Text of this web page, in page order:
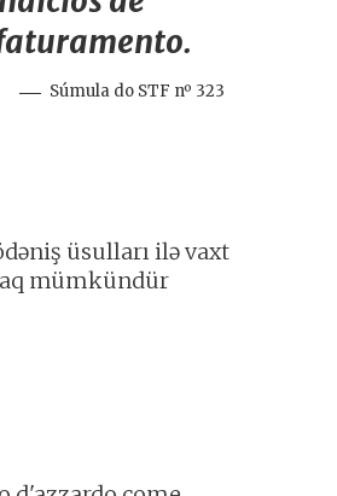
Súmula do STF nº 323
üsulları ilə vaxt
mümkündür